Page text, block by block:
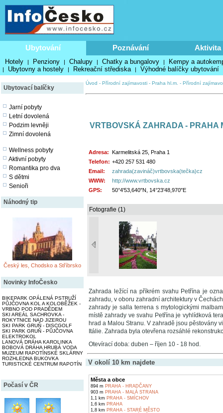
Ubytování Poznávání Aktivita
Hotely | Penziony | Chalupy | Chatky a bungalovy | Kempy a
| Ubytovny a hostely | Rekreační střediska | Výhodné balíčky ubytování
Ubytovací balíčky
Jarní pobyty
Letní dovolená
Podzim levněji
Zimní dovolená
Wellness pobyty
Aktivní pobyty
Romantika pro dva
S dětmi
Senioři
Náhodný tip
Český les, Chodsko a Stříbrsko
Novinky InfoČesko
BIKEPARK OPÁLENÁ PSTRUŽÍ
PŮJČOVNA KOL A KOLOBĚŽEK -
VRBNO POD PRADĚDEM
SKI AREÁL SACHROVKA -
ROKYTNICE NAD JIZEROU
SKI PARK GRUŇ - DISCGOLF
SKI PARK GRUŇ - PŮJČOVNA
ELEKTROKOL
LANOVÁ DRÁHA KAROLINKA
BOBOVÁ DRÁHA HRUBÁ VODA
MUZEUM RAPOTÍNSKÉ SKLÁRNY
ROZHLEDNA BUKOVKA
TURISTICKÉ CENTRUM RAPOTÍN
Počasí v ČR
Úvod - Přírodní zajímavosti - Praha hl.m. - Přírodní
VRTBOVSKÁ ZAHRADA - PRAHA
Adresa: Karmelitská 25, Praha 1
Telefon: +420 257 531 480
Email:
zahrada(zavináč)vrtbovska(tečka)cz
WWW:
http://www.vrtbovska.cz
GPS:
50°4'53,640"N, 14°23'48,970"E
Fotografie (1)
Zahrada ležící na příkrém svahu Petřína je
zahradu, v oboru zahradní architektury v
zahrady je salla terrena s mytologickými
místě zahrady ve svahu Petřína je vyhlídková
hrad a Malou Stranu. V zahradě jsou pěstovány
Itálie. Zahrada byla otevřena rozsáhlé
Otevírací doba: duben – říjen 10 - 18 hod.
V okolí 10 km najdete
Města a obce
894 m PRAHA - HRADČANY
903 m PRAHA - MALÁ STRANA
1,1 km PRAHA - SMÍCHOV
1,6 km PRAHA
1,8 km PRAHA - STARÉ MĚSTO